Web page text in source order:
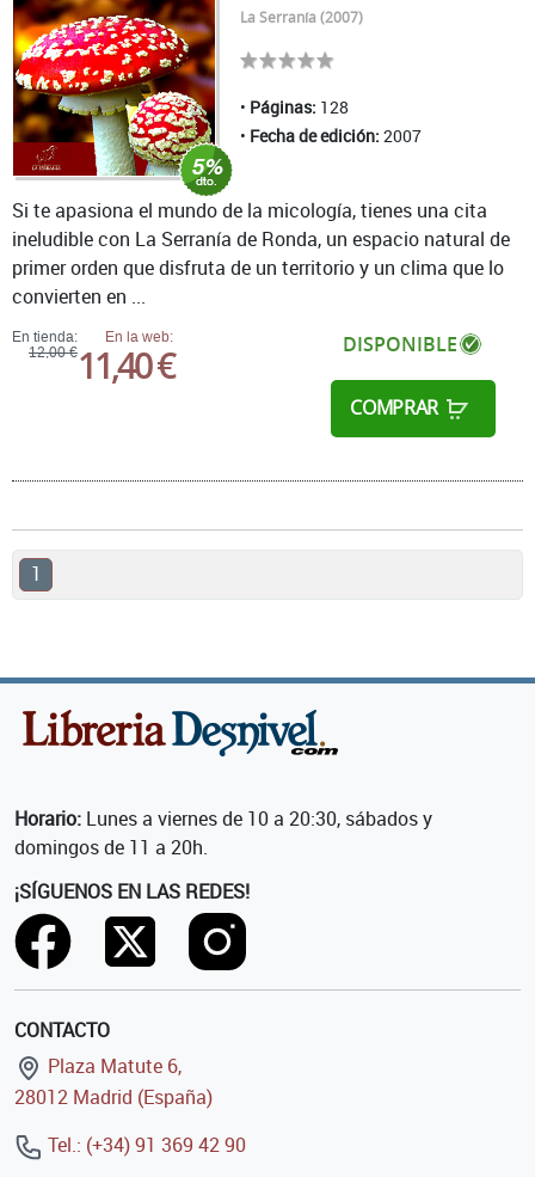
La Serranía (2007)
Páginas: 128
Fecha de edición: 2007
En tienda:
12,00 €
En la web:
11,40 € DISPONIBLE
COMPRAR
Si te apasiona el mundo de la micología, tienes una cita
ineludible con La Serranía de Ronda, un espacio natural de
primer orden que disfruta de un territorio y un clima que lo
convierten en ...
1
Horario: Lunes a viernes de 10 a 20:30, sábados y
domingos de 11 a 20h.
¡SÍGUENOS EN LAS REDES!
CONTACTO
Plaza Matute 6,
28012 Madrid (España)
Tel.: (+34) 91 369 42 90